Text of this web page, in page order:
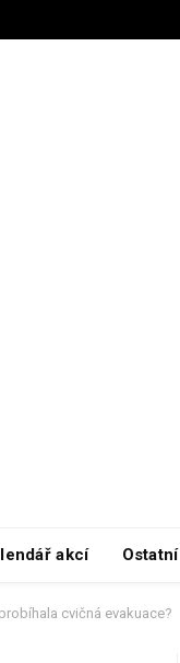
akcí Ostatní
cvičná evakuace?